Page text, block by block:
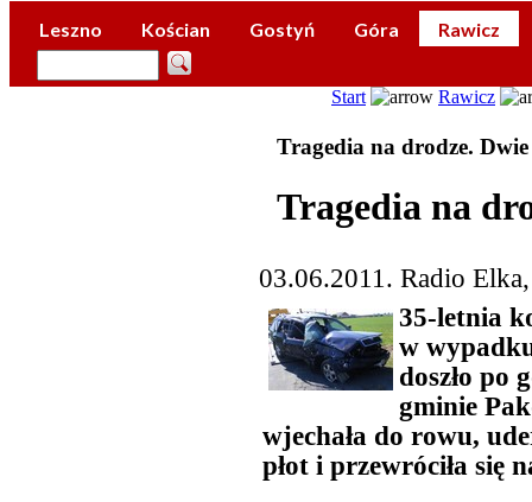
Leszno Kościan Gostyń Góra Rawicz
Start Rawicz
Tragedia na drodze.
Tragedia na
03.06.2011. Radio
35-letnia
w
doszło po
gminie
wjechała do rowu,
płot i przewróciła się